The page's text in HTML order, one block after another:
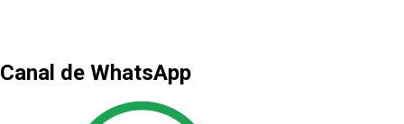
Canal de WhatsApp